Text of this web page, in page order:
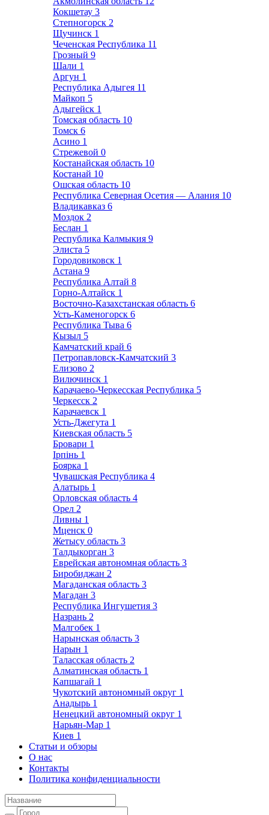
Кокшетау 3
Степногорск 2
Щучинск 1
Чеченская Республика 11
Грозный 9
Шали 1
Аргун 1
Республика Адыгея 11
Майкоп 5
Адыгейск 1
Томская область 10
Томск 6
Асино 1
Стрежевой 0
Костанайская область 10
Костанай 10
Ошская область 10
Республика Северная Осетия — Алания 10
Владикавказ 6
Моздок 2
Беслан 1
Республика Калмыкия 9
Элиста 5
Городовиковск 1
Астана 9
Республика Алтай 8
Горно-Алтайск 1
Восточно-Казахстанская область 6
Усть-Каменогорск 6
Республика Тыва 6
Кызыл 5
Камчатский край 6
Петропавловск-Камчатский 3
Елизово 2
Вилючинск 1
Карачаево-Черкесская Республика 5
Черкесск 2
Карачаевск 1
Усть-Джегута 1
Киевская область 5
Бровари 1
Ірпінь 1
Боярка 1
Чувашская Республика 4
Алатырь 1
Орловская область 4
Орел 2
Ливны 1
Мценск 0
Жетысу область 3
Талдыкорган 3
Еврейская автономная область 3
Биробиджан 2
Магаданская область 3
Магадан 3
Республика Ингушетия 3
Назрань 2
Малгобек 1
Нарынская область 3
Нарын 1
Таласская область 2
Алматинская область 1
Капшагай 1
Чукотский автономный округ 1
Анадырь 1
Ненецкий автономный округ 1
Нарьян-Мар 1
Киев 1
Статьи и обзоры
О нас
Контакты
Политика конфиденциальности